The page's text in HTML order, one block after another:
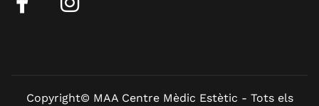
Copyright© MAA Centre Mèdic Estètic - Tots els